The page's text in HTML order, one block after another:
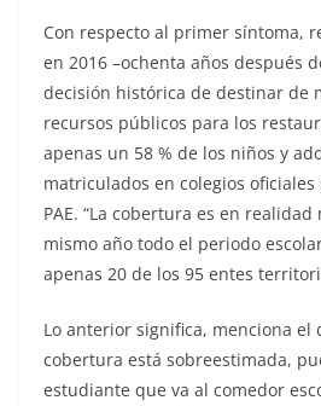
Con respecto al primer síntoma,
en 2016 –ochenta años después
decisión histórica de destinar de
recursos públicos para los
apenas un 58 % de los niños y
matriculados en colegios
PAE. “La cobertura es en
mismo año todo el periodo
apenas 20 de los 95 entes
Lo anterior significa, menciona el
cobertura está sobreestimada,
estudiante que va al comedor